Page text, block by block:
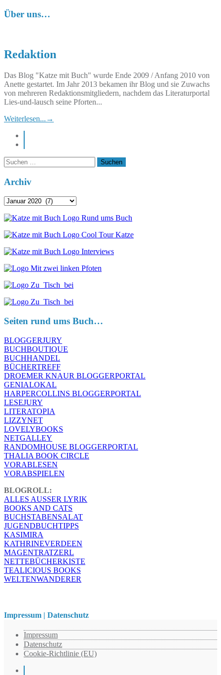
Über uns…
Redaktion
Das Blog "Katze mit Buch" wurde Ende 2009 / Anfang 2010 von
Anette gestartet. Im Jahr 2013 bekamen ihr Blog und sie Zuwachs
von mehreren Redaktionsmitgliedern, nachdem das Literaturportal
Lies-und-lausch seine Pforten...
Weiterlesen... →
Suchen
nach:
Archiv
Archiv
Seiten rund ums Buch…
BLOGGERJURY
BUCHBOUTIQUE
BUCHHANDEL
BÜCHERTREFF
DROEMER KNAUR BLOGGERPORTAL
GENIALOKAL
HARPERCOLLINS BLOGGERPORTAL
LESEJURY
LITERATOPIA
LIZZYNET
LOVELYBOOKS
NETGALLEY
RANDOMHOUSE BLOGGERPORTAL
THALIA BOOK CIRCLE
VORABLESEN
VORABSPIELEN
BLOGROLL:
ALLES AUSSER LYRIK
BOOKS AND CATS
BUCHSTABENSALAT
JUGENDBUCHTIPPS
KASIMIRA
KATHRINEVERDEEN
MAGENTRATZERL
NETTEBÜCHERKISTE
TEALICIOUS BOOKS
WELTENWANDERER
Impressum | Datenschutz
Impressum
Datenschutz
Cookie-Richtlinie (EU)